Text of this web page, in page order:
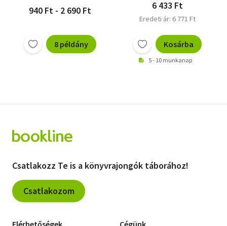
940 Ft - 2 690 Ft
8 példány
6 433 Ft
Eredeti ár: 6 771 Ft
Kosárba
5 - 10 munkanap
Csatlakozz Te is a könyvrajongók táborához!
Csatlakozom
Elérhetőségek Cégünk